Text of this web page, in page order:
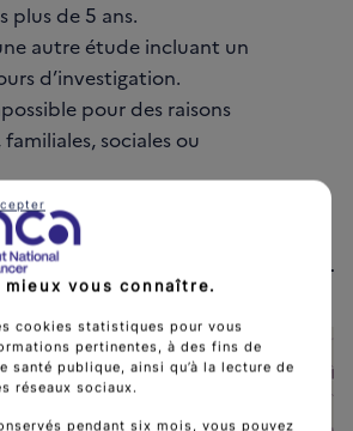
plus de 5 ans.
autre étude incluant un
d’investigation.
pour des raisons
sociales ou
vous connaître.
cookies statistiques pour vous
pertinentes, à des fins de
santé publique, ainsi qu’à la lecture de
réseaux sociaux.
pendant six mois, vous pouvez